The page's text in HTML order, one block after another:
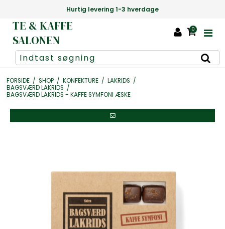
Danmarks største
TE & KAFFE
SALONEN
0
FORSIDE / SHOP / KONFEKTURE / LAKRIDS /
BAGSVÆRD LAKRIDS /
BAGSVÆRD LAKRIDS - KAFFE SYMFONI ÆSKE